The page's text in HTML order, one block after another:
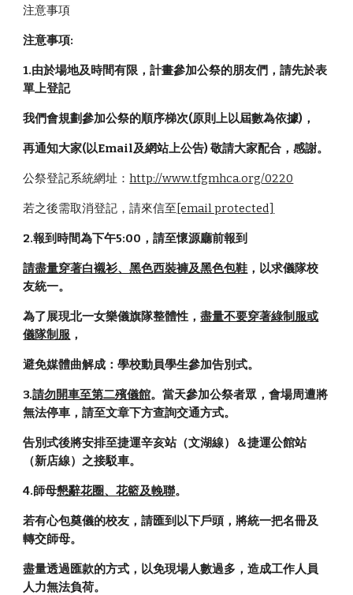
注意事項
注意事項:
1.由於場地及時間有限，計畫參加公祭的朋友們，請先於表
單上登記
我們會規劃參加公祭的順序梯次(原則上以屆數為依據)，
再通知大家(以Email及網站上公告) 敬請大家配合，感謝。
公祭登記系統網址：http://www.tfgmhca.org/0220
若之後需取消登記，請來信至 [email protected]
2.報到時間為下午5:00，請至懷源廳前報到
請盡量穿著白襯衫、黑色西裝褲及黑色包鞋 ，以求儀隊校
友統一。
為了展現北一女樂儀旗隊整體性，盡量不要穿著綠制服或
儀隊制服 ，
避免媒體曲解成：學校動員學生參加告別式。
3.請勿開車至第二殯儀館。當天參加公祭者眾，會場周遭將
無法停車，請至文章下方查詢交通方式。
告別式後將安排至捷運辛亥站（文湖線）＆捷運公館站
（新店線）之接駁車。
4.師母懇辭花圈、花籃及輓聯。
若有心包奠儀的校友，請匯到以下戶頭，將統一把名冊及
轉交師母。
盡量透過匯款的方式，以免現場人數過多，造成工作人員
人力無法負荷。